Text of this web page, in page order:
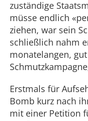
zuständige
müsse endlich
ziehen, war sein
schließlich nahm
monatelangen,
Erstmals für
Bomb kurz nach
mit einer Petition